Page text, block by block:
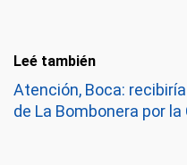
Leé también
Atención, Boca:
de La Bombonera por